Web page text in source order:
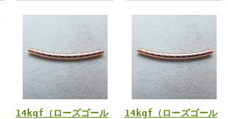
14kgf（ローズゴール
14kgf（ローズゴール